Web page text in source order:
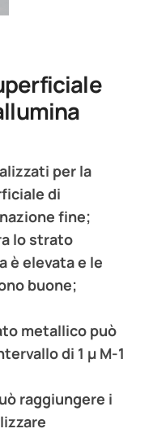
per la
di
fine;
lo strato
è elevata e le
buone;
metallico può
di 1 μ M-1
raggiungere i